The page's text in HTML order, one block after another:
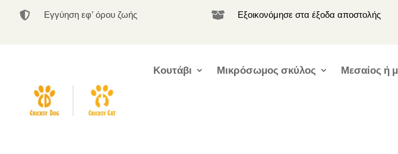
 Εγγύηση εφ’ όρου ζωής  Εξοικονόμησε στα έξοδα αποστολής
Κουτάβι Μικρόσωμος σκύλος Μεσαίος ή